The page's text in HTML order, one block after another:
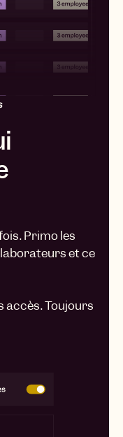
Primo les
et ce
accès. Toujours